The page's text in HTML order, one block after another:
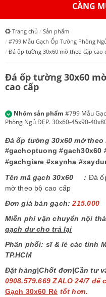
HỆ
Trang chủ
Sản phẩm
#799 Mẫu Gạch Ốp Tường Phòng
Đá ốp tường 30x60 mờ theo cặp cao
Đá ốp tường 30x60
cao cấp
Nhóm sản phẩm #799 Mẫu
Phòng Ngủ ĐẸP. 30x60-45x90-
Đá ốp tường 30x60 mờ theo
#gachoptuong #gach30x60
#gachgiare #xaynha
Tên mã gạch 30x60 : Đá
mờ theo bộ cao cấp
Đơn giábángạch:215.000
Miễn phí vận chuyển nội
gạch dư cho trả lại
Phân phối: sĩ & lẻ các tỉnh
TP.HCM
Đặt hàng|Chốt đơn|Cần tư
0908.579.669 ZALO 24/7 để
Gạch 30x60 Rẻ tốt hơn.